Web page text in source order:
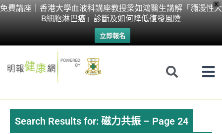
X
免費講座｜香港大學血液科講座教授梁如鴻醫生講解「瀰漫性大
B細胞淋巴癌」診斷及如何降低復發風險
立即報名
Skip
Search Results for: 磁力共振 – Page 24